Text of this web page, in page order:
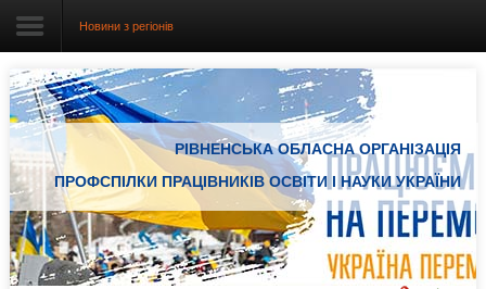
Головна
Про організацію
Документація
Електронний вісник
Новини з регіонів
РІВНЕНСЬКА ОБЛАСНА ОРГАНІЗАЦІЯ
ПРОФСПІЛКИ ПРАЦІВНИКІВ ОСВІТИ І НАУКИ УКРАЇНИ